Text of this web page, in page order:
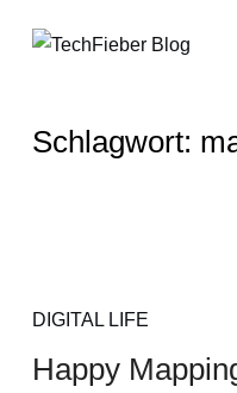
Schlagwort:
DIGITAL LIFE
Happy